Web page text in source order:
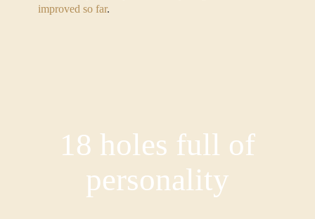
improved so far.
18 holes full of
personality